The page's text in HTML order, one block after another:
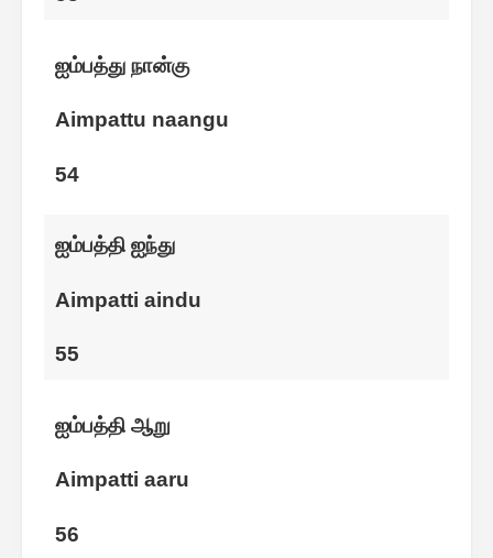
ஐம்பத்து நான்கு
Aimpattu naangu
54
ஐம்பத்தி ஐந்து
Aimpatti aindu
55
ஐம்பத்தி ஆறு
Aimpatti aaru
56